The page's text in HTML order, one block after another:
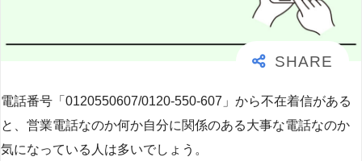
電話番号「0120550607/0120-550-607」から不在着信がある
と、営業電話なのか何か自分に関係のある大事な電話なのか
気になっている人は多いでしょう。